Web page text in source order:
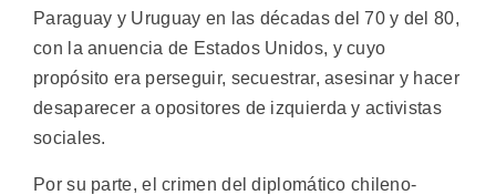
Paraguay y Uruguay en las décadas del 70 y del 80,
con la anuencia de Estados Unidos, y cuyo
propósito era perseguir, secuestrar, asesinar y hacer
desaparecer a opositores de izquierda y activistas
sociales.
Por su parte, el crimen del diplomático chileno-